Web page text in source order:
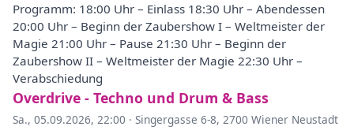
Programm: 18:00 Uhr – Einlass 18:30 Uhr – Abendessen
20:00 Uhr – Beginn der Zaubershow I – Weltmeister der
Magie 21:00 Uhr – Pause 21:30 Uhr – Beginn der
Zaubershow II – Weltmeister der Magie 22:30 Uhr –
Verabschiedung
Overdrive - Techno und Drum & Bass
Sa., 05.09.2026, 22:00 · Singergasse 6-8, 2700 Wiener Neustadt